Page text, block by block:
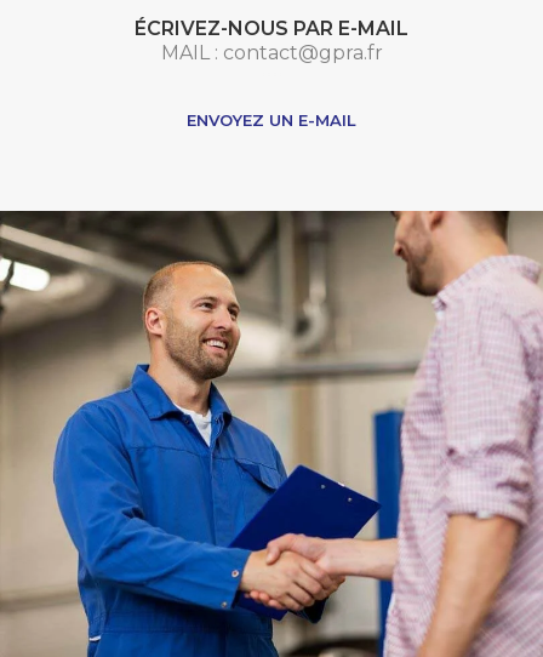
ÉCRIVEZ-NOUS PAR E-MAIL
MAIL : contact@gpra.fr
ENVOYEZ UN E-MAIL